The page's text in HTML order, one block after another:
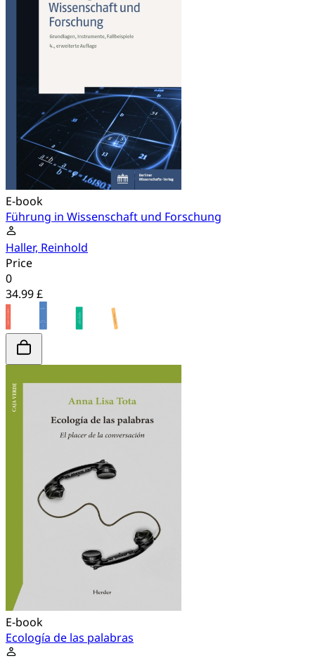
E-book
Führung in Wissenschaft und Forschung
Haller, Reinhold
Price
0
34.99 £
E-book
Ecología de las palabras